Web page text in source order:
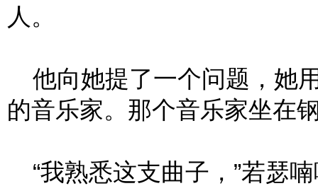
人。
他向她提了一个问题，她
的音乐家。那个音乐家坐在
“我熟悉这支曲子，”若瑟喃